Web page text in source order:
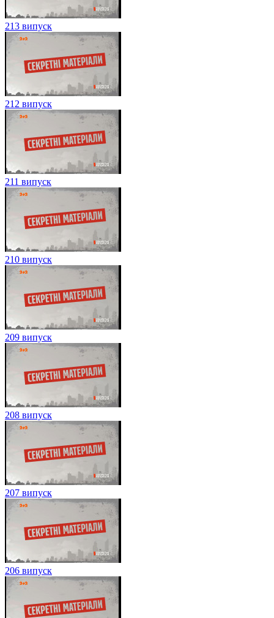
213 випуск
212 випуск
211 випуск
210 випуск
209 випуск
208 випуск
207 випуск
206 випуск